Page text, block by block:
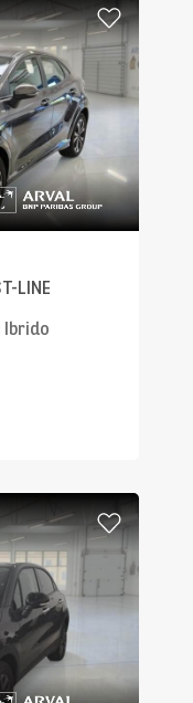
LINE
Ibrido